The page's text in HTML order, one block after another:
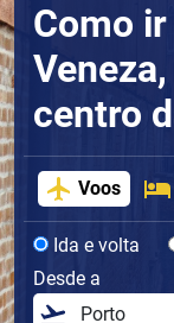
Como
centro
Voos
Ida e volta
Desde a